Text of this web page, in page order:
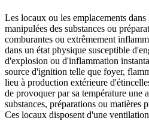
Les locaux ou les emplacements dans
manipulées des substances ou
comburantes ou extrêmement
dans un état physique susceptible
d'explosion ou d'inflammation
source d'ignition telle que foyer,
lieu à production extérieure
de provoquer par sa température une
substances, préparations ou matières
Ces locaux disposent d'une